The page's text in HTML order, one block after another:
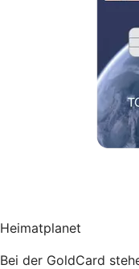
Heimatplanet
Bei der GoldCard